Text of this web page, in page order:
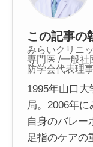
この記事の
みらいクリニ
専門医 /一般社
防学会代表理
1995年山口
局。2006年に
自身のバレー
足指のケアの